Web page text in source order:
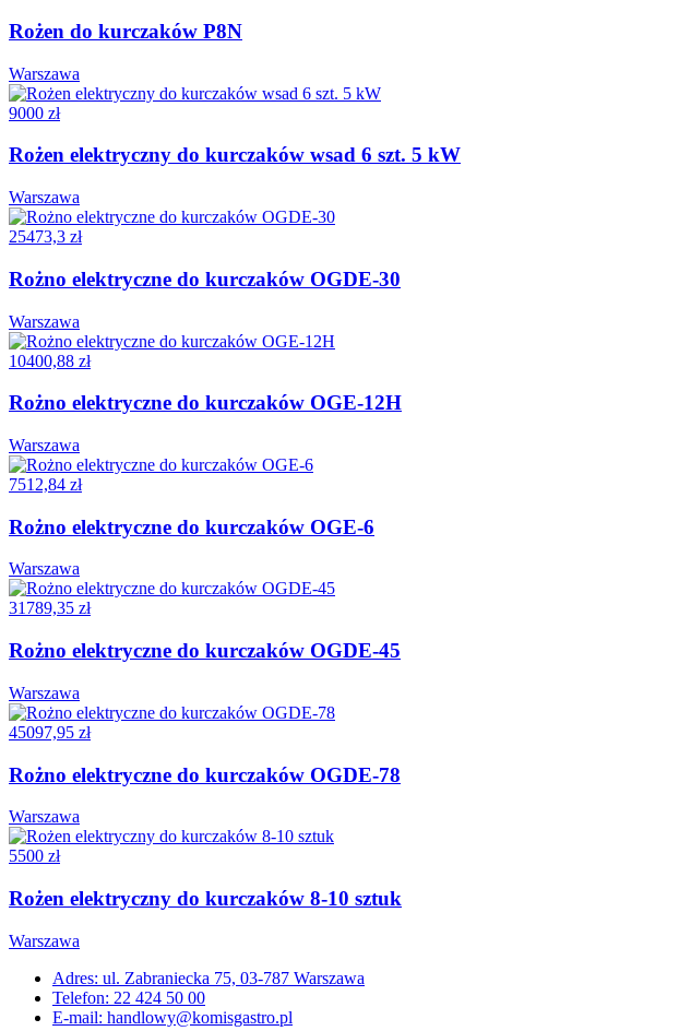
Rożen do kurczaków P8N
Warszawa
9000 zł
Rożen elektryczny do kurczaków wsad 6 szt. 5 kW
Warszawa
25473,3 zł
Rożno elektryczne do kurczaków OGDE-30
Warszawa
10400,88 zł
Rożno elektryczne do kurczaków OGE-12H
Warszawa
7512,84 zł
Rożno elektryczne do kurczaków OGE-6
Warszawa
31789,35 zł
Rożno elektryczne do kurczaków OGDE-45
Warszawa
45097,95 zł
Rożno elektryczne do kurczaków OGDE-78
Warszawa
5500 zł
Rożen elektryczny do kurczaków 8-10 sztuk
Warszawa
Adres: ul. Zabraniecka 75, 03-787 Warszawa
Telefon: 22 424 50 00
E-mail: handlowy@komisgastro.pl